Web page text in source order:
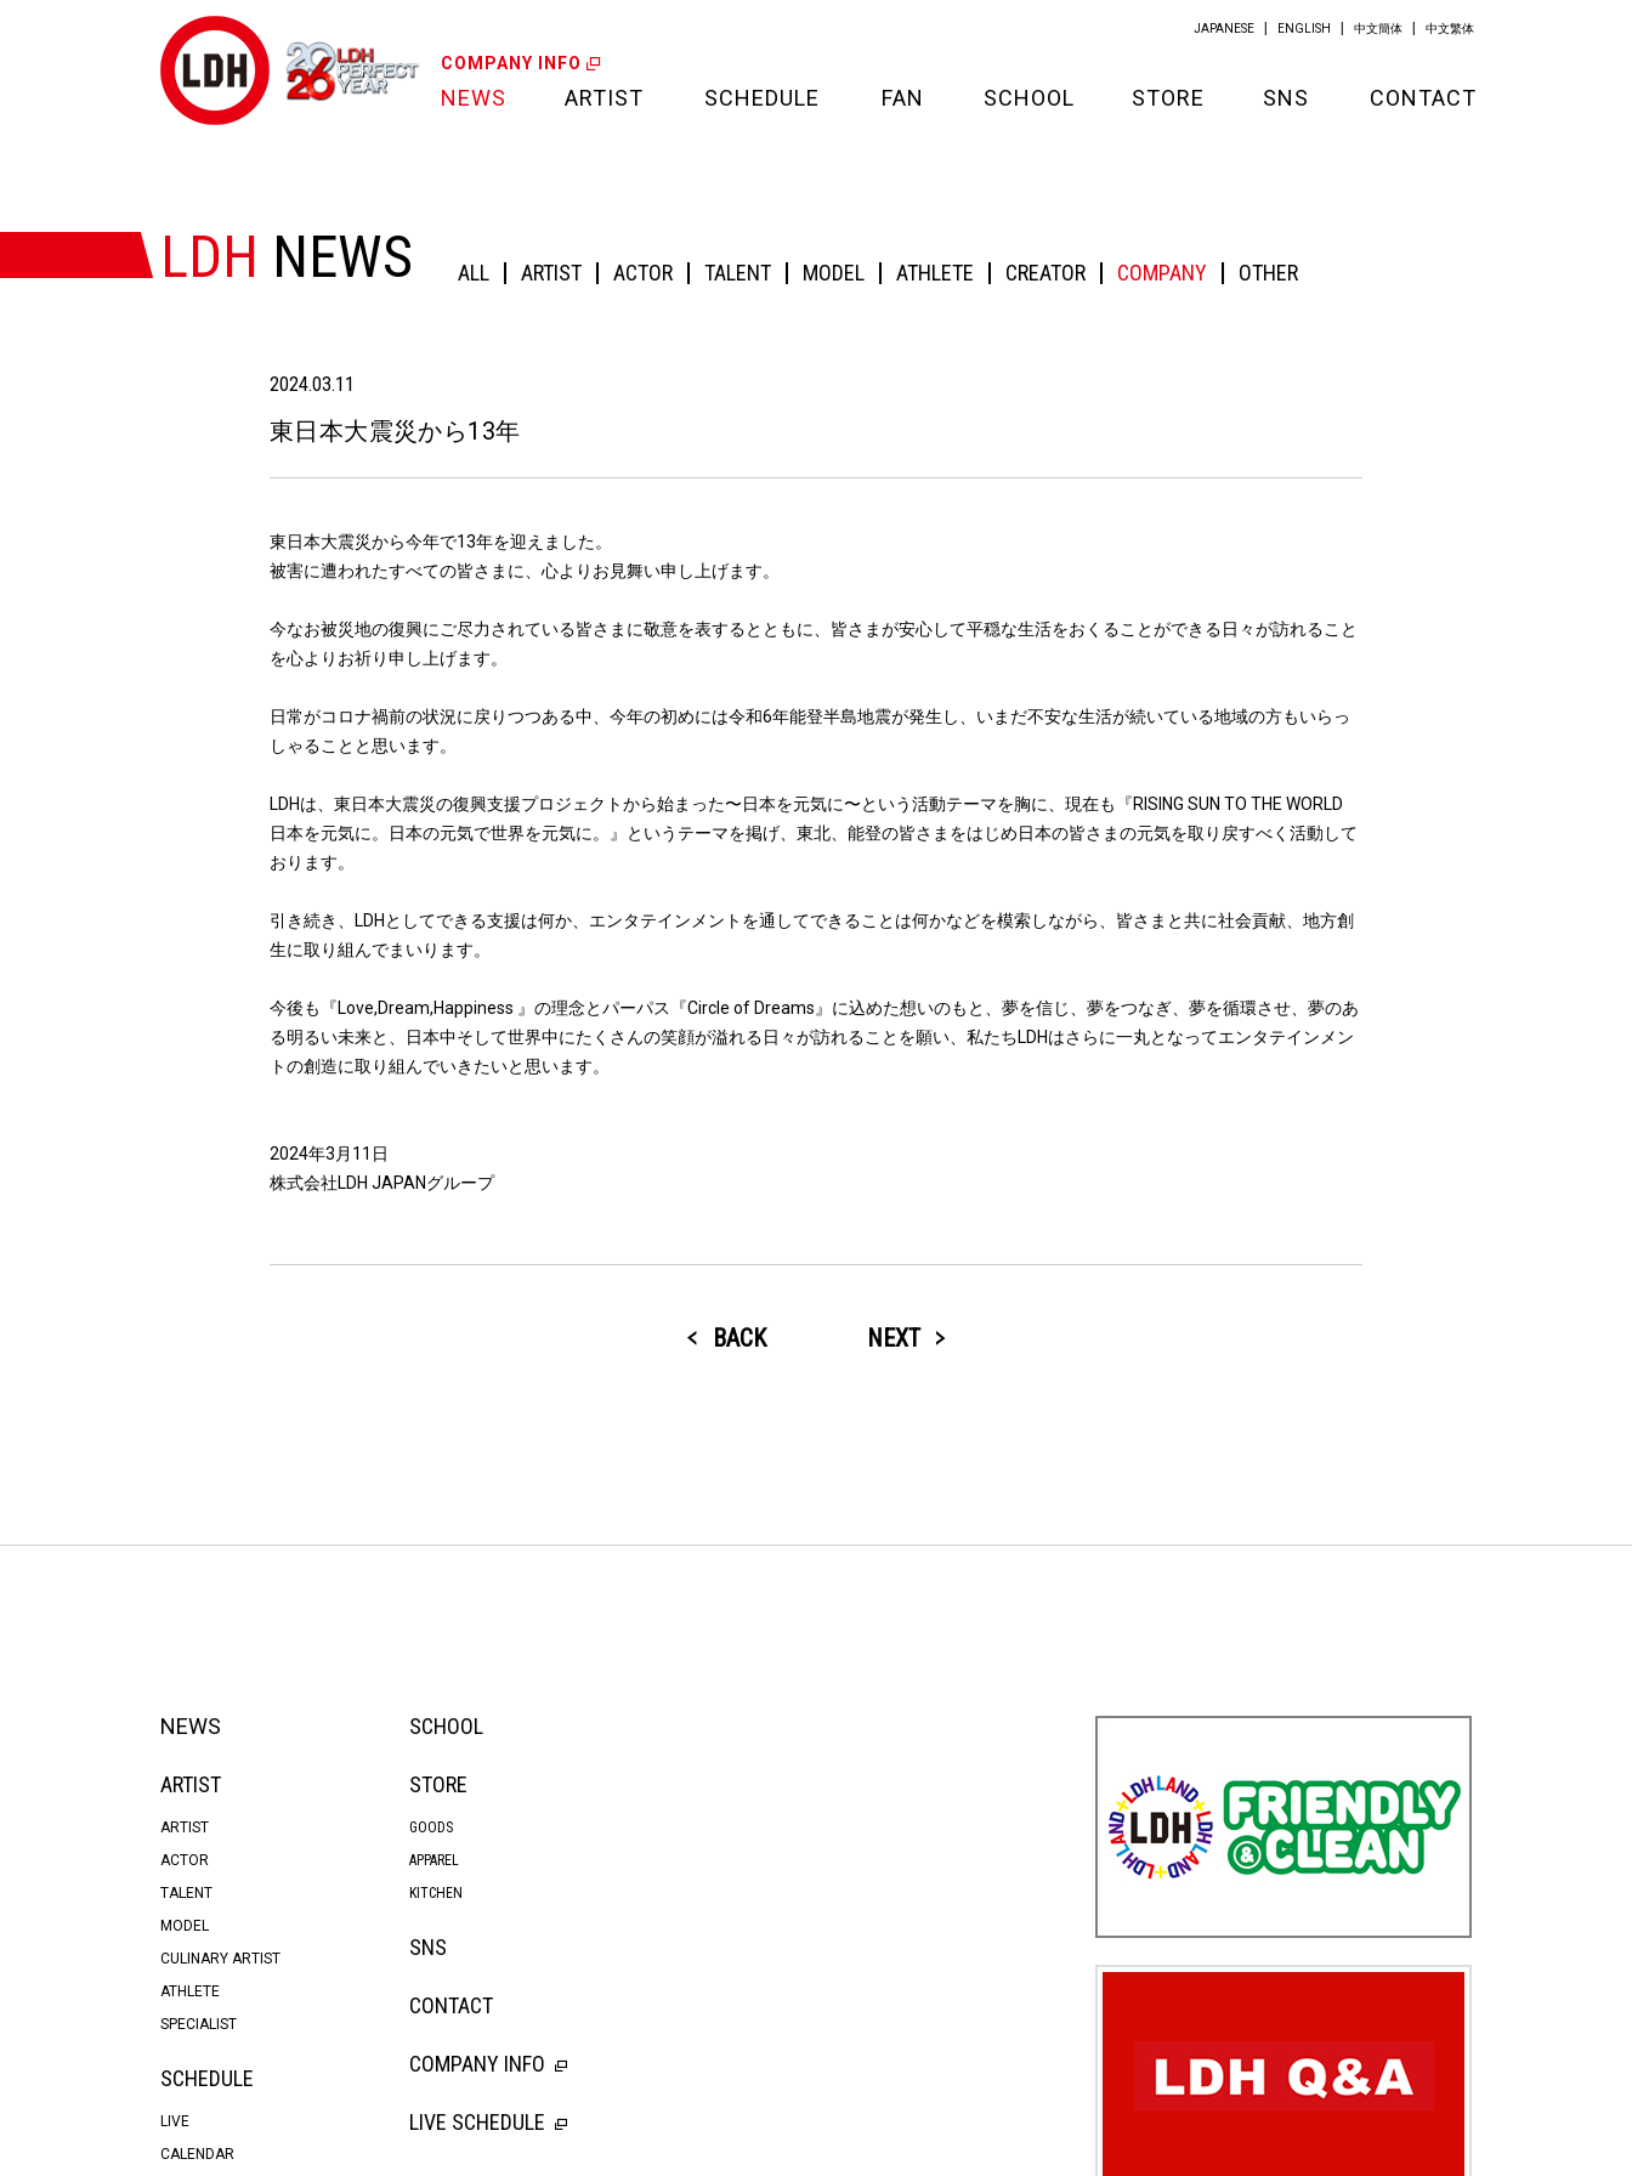
COMPANY INFO
NEWS ARTIST SCHEDULE FAN
MEDIA
SCHOOL STORE
KITCHEN
SNS CONTACT
JAPANESE ENGLISH 中文簡体 中文繁体
LDH NEWS ALL ARTIST ACTOR TALENT MODEL ATHLETE CREATOR COMPANY OTHER
2024.03.11
東日本大震災から13年
東日本大震災から今年で13年を迎えました。
被害に遭われたすべての皆さまに、心よりお見舞い申し上げます。
今なお被災地の復興にご尽力されている皆さまに敬意を表するとともに、皆さまが安心して平穏な生活をおくることができる日々が訪れること
を心よりお祈り申し上げます。
日常がコロナ禍前の状況に戻りつつある中、今年の初めには令和6年能登半島地震が発生し、いまだ不安な生活が続いている地域の方もいらっ
しゃることと思います。
LDHは、東日本大震災の復興支援プロジェクトから始まった〜日本を元気に〜という活動テーマを胸に、現在も『RISING SUN TO THE WORLD
日本を元気に。日本の元気で世界を元気に。』というテーマを掲げ、東北、能登の皆さまをはじめ日本の皆さまの元気を取り戻すべく活動して
おります。
引き続き、LDHとしてできる支援は何か、エンタテインメントを通してできることは何かなどを模索しながら、皆さまと共に社会貢献、地方創
生に取り組んでまいります。
今後も『Love,Dream,Happiness 』の理念とパーパス『Circle of Dreams』に込めた想いのもと、夢を信じ、夢をつなぎ、夢を循環させ、夢のあ
る明るい未来と、日本中そして世界中にたくさんの笑顔が溢れる日々が訪れることを願い、私たちLDHはさらに一丸となってエンタテインメン
トの創造に取り組んでいきたいと思います。
2024年3月11日
株式会社LDH JAPANグループ
BACK NEXT
NEWS
ARTIST
ARTIST
ACTOR
TALENT
MODEL
CULINARY ARTIST
ATHLETE
SPECIALIST
SCHEDULE
LIVE
CALENDAR
SCHOOL
STORE
GOODS
APPAREL
KITCHEN
SNS
CONTACT
COMPANY INFO
LIVE SCHEDULE